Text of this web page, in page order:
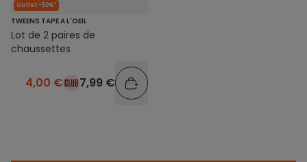
Outlet -50%*
TWEENS TAPE A L'OEIL
Lot de 2 paires de
chaussettes
4,00 € 7,99 €